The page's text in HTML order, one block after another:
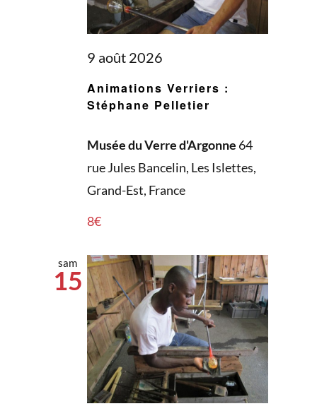
Animations Verriers :
Stéphane Pelletier
9 août 2026
Musée du Verre d'Argonne 64
rue Jules Bancelin, Les Islettes,
Grand-Est, France
8€
sam
15